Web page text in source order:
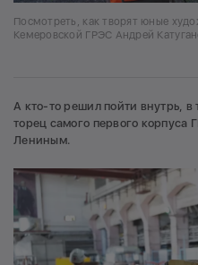
Посмотреть, как творят юные
Кемеровской ГРЭС Андрей
А кто-то решил пойти внутрь,
торец самого первого
Лениным.